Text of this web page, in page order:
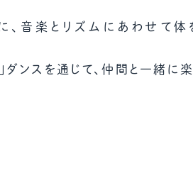
音楽とリズムにあわせて体
ンスを通じて、仲間と一緒に